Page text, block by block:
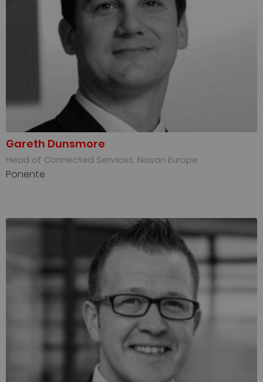
Gareth Dunsmore
Head of Connected Services, Nissan Europe
Ponente